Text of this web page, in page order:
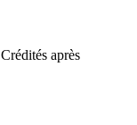
Crédités après